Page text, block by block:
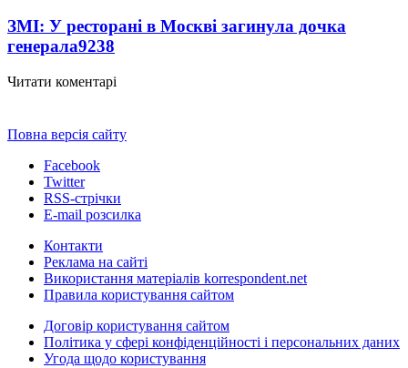
ЗМІ: У ресторані в Москві загинула дочка
генерала9238
Читати коментарі
Повна версія сайту
Facebook
Twitter
RSS-стрічки
E-mail розсилка
Контакти
Реклама на сайті
Використання матеріалів korrespondent.net
Правила користування сайтом
Договір користування сайтом
Політика у сфері конфіденційності і персональних даних
Угода щодо користування